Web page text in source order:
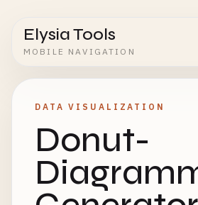
Elysia Tools
MOBILE NAVIGATION
DATA VISUALIZATION
Donut-